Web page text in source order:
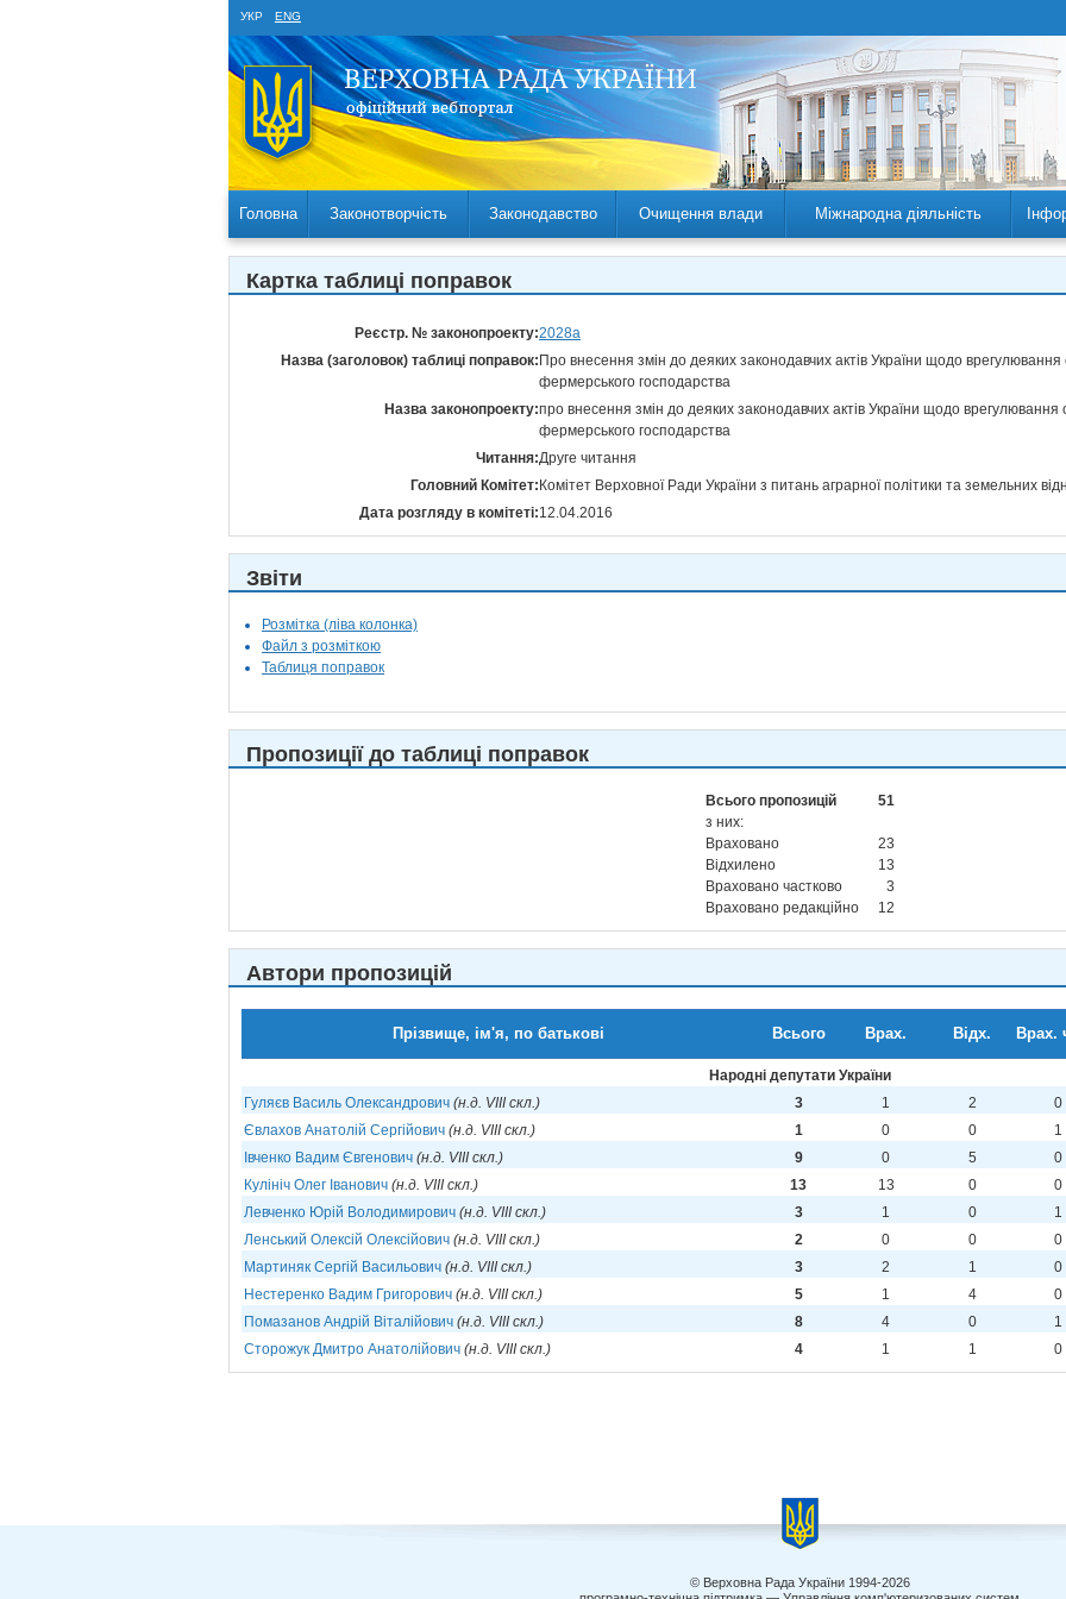
УКР ENG
Головна Законотворчість Законодавство Очищення влади Міжнародна діяльність
Картка таблиці поправок
Реєстр. № законопроекту:2028а
Назва (заголовок) таблиці поправок: Про внесення змін до деяких законодавчих актів України щодо
фермерського господарства
Назва законопроекту:про внесення змін до деяких законодавчих актів України щодо
фермерського господарства
Читання:Друге читання
Головний Комітет: Комітет Верховної Ради України з питань аграрної політики та земельних
Дата розгляду в комітеті:12.04.2016
Звіти
Розмітка (ліва колонка)
Файл з розміткою
Таблиця поправок
Пропозиції до таблиці поправок
Всього пропозицій
51
з них:
Враховано
23
Відхилено
13
Враховано частково
3
Враховано редакційно
12
Автори пропозицій
Прізвище, ім'я, по батькові Всього Врах. Відх. Врах.
Народні депутати України
Гуляєв Василь Олександрович (н.д. VIII скл.) 3 1 2 0
Євлахов Анатолій Сергійович (н.д. VIII скл.) 1 0 0 1
Івченко Вадим Євгенович (н.д. VIII скл.) 9 0 5 0
Кулініч Олег Іванович (н.д. VIII скл.) 13 13 0 0
Левченко Юрій Володимирович (н.д. VIII скл.) 3 1 0 1
Ленський Олексій Олексійович (н.д. VIII скл.) 2 0 0 0
Мартиняк Сергій Васильович (н.д. VIII скл.) 3 2 1 0
Нестеренко Вадим Григорович (н.д. VIII скл.) 5 1 4 0
Помазанов Андрій Віталійович (н.д. VIII скл.) 8 4 0 1
Сторожук Дмитро Анатолійович (н.д. VIII скл.) 4 1 1 0
© Верховна Рада України 1994-2026